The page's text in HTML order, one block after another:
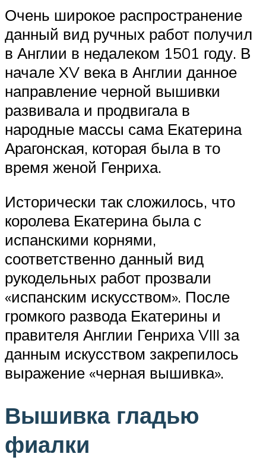
Очень широкое распространение
данный вид ручных работ получил
в Англии в недалеком 1501 году. В
начале XV века в Англии данное
направление черной вышивки
развивала и продвигала в
народные массы сама Екатерина
Арагонская, которая была в то
время женой Генриха.
Исторически так сложилось, что
королева Екатерина была с
испанскими корнями,
соответственно данный вид
рукодельных работ прозвали
«испанским искусством». После
громкого развода Екатерины и
правителя Англии Генриха VIII за
данным искусством закрепилось
выражение «черная вышивка».
Вышивка гладью
фиалки